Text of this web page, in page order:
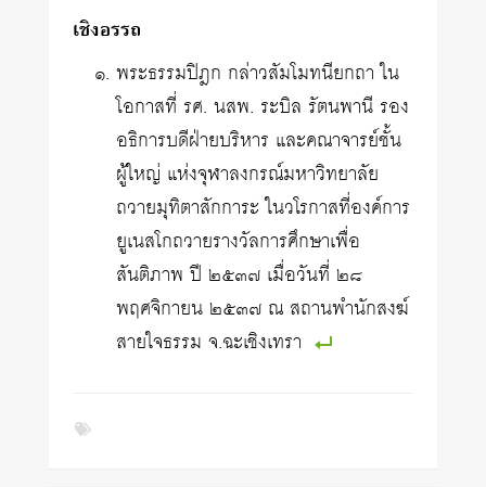
เชิงอรรถ
พระธรรมปิฎก กล่าวสัมโมทนียกถา ใน
โอกาสที่ รศ. นสพ. ระบิล รัตนพานี รอง
อธิการบดีฝ่ายบริหาร และคณาจารย์ชั้น
ผู้ใหญ่ แห่งจุฬาลงกรณ์มหาวิทยาลัย
ถวายมุทิตาสักการะ ในวโรกาสที่องค์การ
ยูเนสโกถวายรางวัลการศึกษาเพื่อ
สันติภาพ ปี ๒๕๓๗ เมื่อวันที่ ๒๘
พฤศจิกายน ๒๕๓๗ ณ สถานพำนักสงฆ์
สายใจธรรม จ.ฉะเชิงเทรา